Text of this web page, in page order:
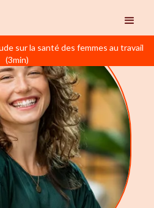
sur la santé des femmes au travail
(3min)